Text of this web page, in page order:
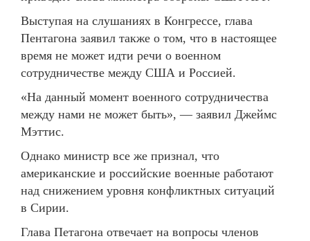
Выступая на слушаниях в Конгрессе, глава
Пентагона заявил также о том, что в настоящее
время не может идти речи о военном
сотрудничестве между США и Россией.
«На данный момент военного сотрудничества
между нами не может быть», — заявил Джеймс
Мэттис.
Однако министр все же признал, что
американские и российские военные работают
над снижением уровня конфликтных ситуаций
в Сирии.
Глава Петагона отвечает на вопросы членов